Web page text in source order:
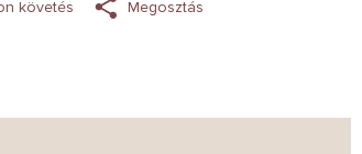
követés Megosztás